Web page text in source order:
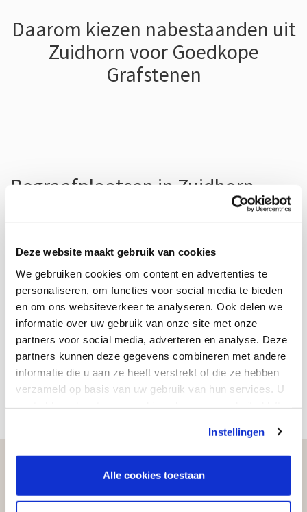
Deze website maakt gebruik van cookies
We gebruiken cookies om content en advertenties te
personaliseren, om functies voor social media te bieden
en om ons websiteverkeer te analyseren. Ook delen we
informatie over uw gebruik van onze site met onze
partners voor social media, adverteren en analyse. Deze
partners kunnen deze gegevens combineren met andere
informatie die u aan ze heeft verstrekt of die ze hebben
verzameld op basis van uw gebruik van hun services. U
Instellingen
Alle cookies toestaan
Daarom kiezen nabestaanden uit
Zuidhorn voor Goedkope
Grafstenen
Begraafplaatsen in Zuidhorn
Oosten van het dorp.
Bekijk ons gehele assortiment
Adviesgesprek aanvragen